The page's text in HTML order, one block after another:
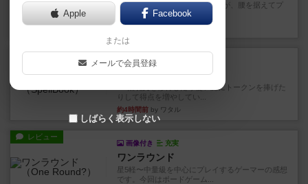
長らく積みゲーになってましたが、腰を据えてプ
レイできましたのでやってみ...
約1時間前by くみ
レビュー
充実
宵と暁の呪文書
4/5点呪文を修得したり使い魔にトークンを捧げた
りして得点を増やしてい...
約4時間前 by ワタル
レビュー
画像付き 充実
ワンラウンド
星5軽〜中量級を中心にプレイするゲーマーの感想
です。今回はボードゲーム...
Apple Facebook
または
メールで会員登録
しばらく表示しない